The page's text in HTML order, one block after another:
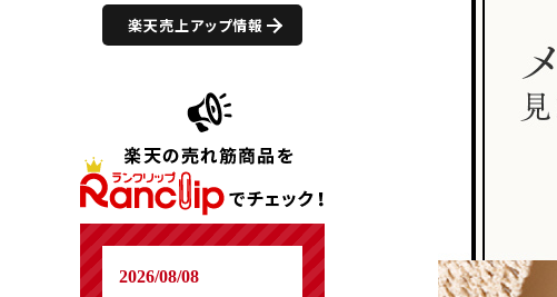
楽天売上アップ情報
2026/08/08